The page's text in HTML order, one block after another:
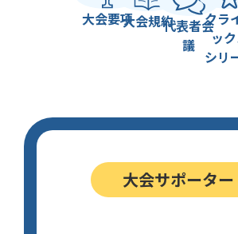
大会要項大会規約代表者会
議
クラ
ッ
シリ
大会サポーター